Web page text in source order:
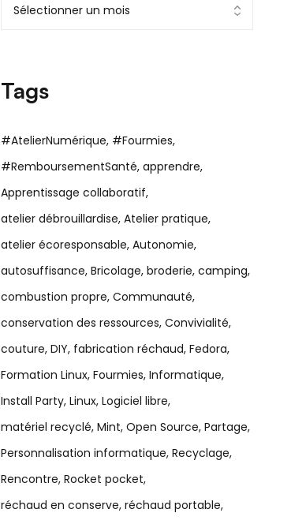
Tags
#AtelierNumérique #Fourmies
#RemboursementSanté apprendre
Apprentissage collaboratif
atelier débrouillardise Atelier pratique
atelier écoresponsable Autonomie
autosuffisance Bricolage broderie camping
combustion propre Communauté
conservation des ressources Convivialité
couture DIY fabrication réchaud Fedora
Formation Linux Fourmies Informatique
Install Party Linux Logiciel libre
matériel recyclé Mint Open Source Partage
Personnalisation informatique Recyclage
Rencontre Rocket pocket
réchaud en conserve réchaud portable